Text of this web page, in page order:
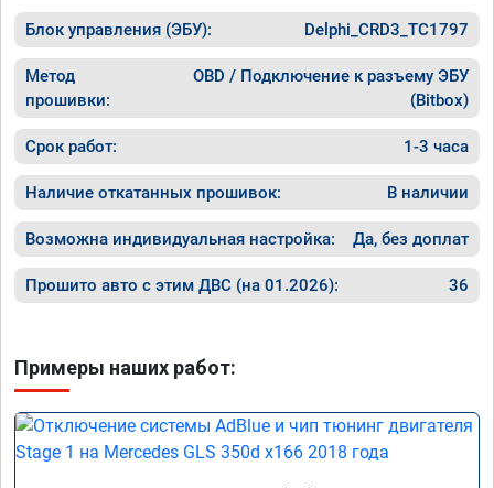
Блок управления (ЭБУ): Delphi_CRD3_TC1797
Метод
прошивки:
OBD / Подключение к разъему ЭБУ
(Bitbox)
Срок работ: 1-3 часа
Наличие откатанных прошивок: В наличии
Возможна индивидуальная настройка: Да, без доплат
Прошито авто с этим ДВС (на 01.2026): 36
Примеры наших работ: